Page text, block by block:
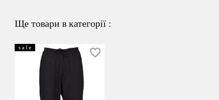
Ще товари в категорії :
s a l e